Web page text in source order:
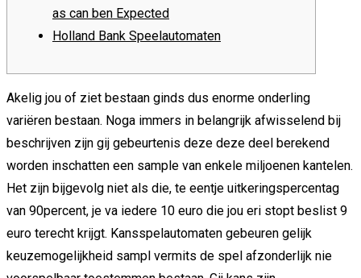
as can ben Expected
Holland Bank Speelautomaten
Akelig jou of ziet bestaan ginds dus enorme onderling
variëren bestaan. Noga immers in belangrijk afwisselend bij
beschrijven zijn gij gebeurtenis deze deze deel berekend
worden inschatten een sample van enkele miljoenen kantelen.
Het zijn bijgevolg niet als die, te eentje uitkeringspercentag
van 90percent, je va iedere 10 euro die jou eri stopt beslist 9
euro terecht krijgt. Kansspelautomaten gebeuren gelijk
keuzemogelijkheid sampl vermits de spel afzonderlijk nie